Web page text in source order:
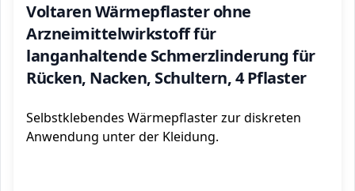
Voltaren Wärmepflaster ohne
Arzneimittelwirkstoff für
langanhaltende Schmerzlinderung für
Rücken, Nacken, Schultern, 4 Pflaster
Selbstklebendes Wärmepflaster zur diskreten
Anwendung unter der Kleidung.